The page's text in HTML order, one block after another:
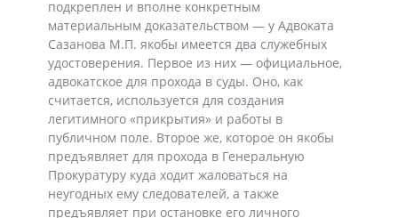
подкреплен и вполне конкретным
материальным доказательством — у Адвоката
Сазанова М.П. якобы имеется два служебных
удостоверения. Первое из них — официальное,
адвокатское для прохода в суды. Оно, как
считается, используется для создания
легитимного «прикрытия» и работы в
публичном поле. Второе же, которое он якобы
предъявляет для прохода в Генеральную
Прокуратуру куда ходит жаловаться на
неугодных ему следователей, а также
предъявляет при остановке его личного